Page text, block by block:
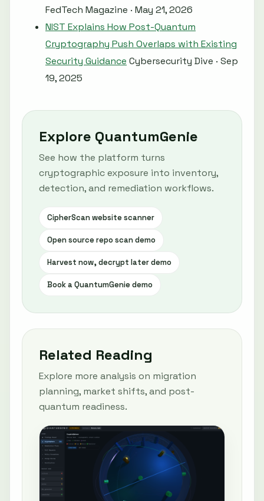
FedTech Magazine · May 21, 2026
NIST Explains How Post-Quantum
Cryptography Push Overlaps with Existing
Security Guidance Cybersecurity Dive · Sep
19, 2025
Explore QuantumGenie
See how the platform turns
cryptographic exposure into inventory,
detection, and remediation workflows.
CipherScan website scanner
Open source repo scan demo
Harvest now, decrypt later demo
Book a QuantumGenie demo
Related Reading
Explore more analysis on migration
planning, market shifts, and post-
quantum readiness.